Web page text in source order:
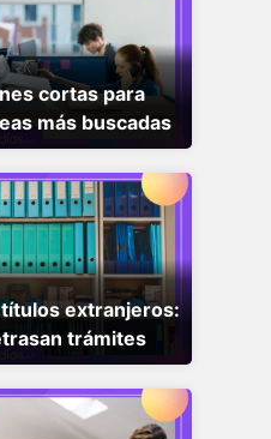
cortas para
más buscadas
extranjeros:
trámites